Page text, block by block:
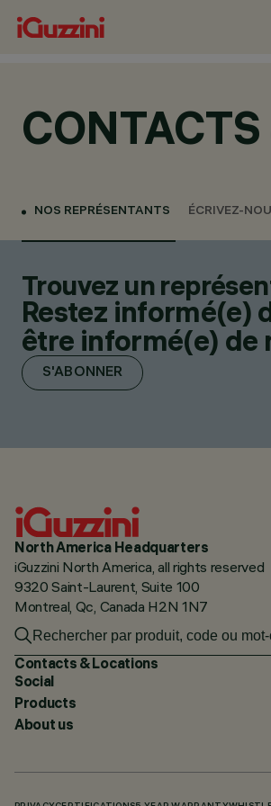
NOS REPRÉSENTANTS ÉCRIVEZ-
Trouvez un
Restez informé(e)
être informé(e) de
S'ABONNER
North America Headquarters
iGuzzini North America, all rights reserved
9320 Saint-Laurent, Suite 100
Montreal, Qc, Canada H2N 1N7
Contacts & Locations
Social
Products
About us